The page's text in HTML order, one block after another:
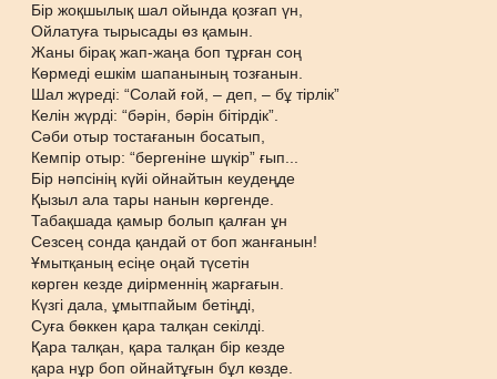
Бір жоқшылық шал ойында қозғап үн,
Ойлатуға тырысады өз қамын.
Жаны бірақ жап-жаңа боп тұрған соң
Көрмеді ешкім шапанының тозғанын.
Шал жүреді: “Солай ғой, – деп, – бұ тірлік”
Келін жүрді: “бәрін, бәрін бітірдік”.
Сәби отыр тостағанын босатып,
Кемпір отыр: “бергеніне шүкір” ғып...
Бір нәпсінің күйі ойнайтын кеудеңде
Қызыл ала тары нанын көргенде.
Табақшада қамыр болып қалған ұн
Сезсең сонда қандай от боп жанғанын!
Ұмытқаның есіңе оңай түсетін
көрген кезде диірменнің жарғағын.
Күзгі дала, ұмытпайым бетіңді,
Суға бөккен қара талқан секілді.
Қара талқан, қара талқан бір кезде
қара нұр боп ойнайтұғын бұл көзде.